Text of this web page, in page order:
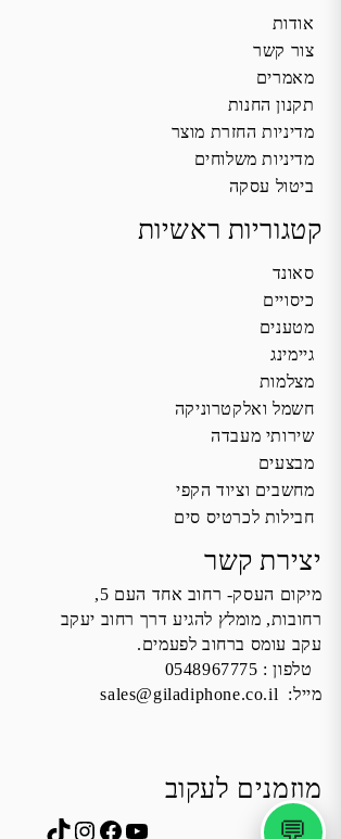
💬
אודות
צור קשר
מאמרים
תקנון החנות
מדיניות החזרת מוצר
מדיניות משלוחים
ביטול עסקה
קטגוריות ראשיות
סאונד
כיסויים
מטענים
גיימינג
מצלמות
חשמל ואלקטרוניקה
שירותי מעבדה
מבצעים
מחשבים וציוד הקפי
חבילות לכרטיס סים
יצירת קשר
מיקום העסק- רחוב אחד העם 5,
רחובות, מומלץ להגיע דרך רחוב יעקב
עקב עומס ברחוב לפעמים.
טלפון : 0548967775
מייל: sales@giladiphone.co.il
מוזמנים לעקוב
YouTube
Facebook
Instagram
TikTok